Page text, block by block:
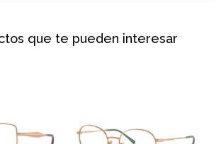
que te pueden interesar